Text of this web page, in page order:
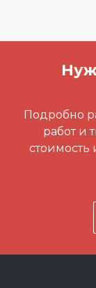
Подробно
работ и